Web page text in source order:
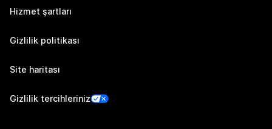
Hizmet şartları
Gizlilik politikası
Site haritası
Gizlilik tercihleriniz